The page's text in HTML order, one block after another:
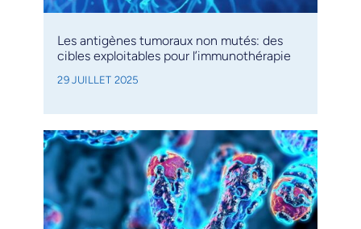
Les antigènes tumoraux non mutés: des
cibles exploitables pour l’immunothérapie
29 JUILLET 2025